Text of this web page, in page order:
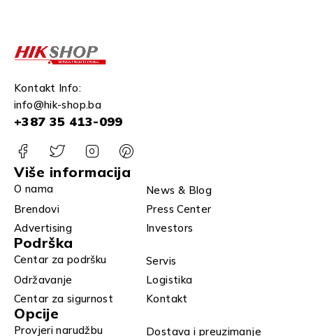
Kontakt Info:
info@hik-shop.ba
+387 35 413-099
Više informacija
O nama
News & Blog
Brendovi
Press Center
Advertising
Investors
Podrška
Centar za podršku
Servis
Održavanje
Logistika
Centar za sigurnost
Kontakt
Opcije
Provjeri narudžbu
Dostava i preuzimanje